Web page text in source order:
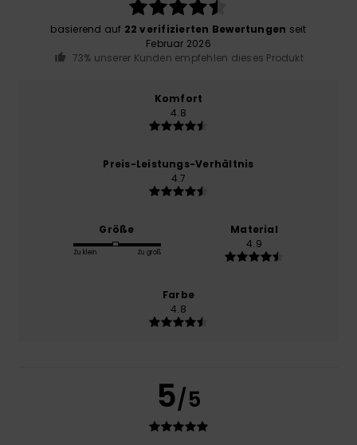
basierend auf 22 verifizierten Bewertungen seit
Februar 2026
73% unserer Kunden empfehlen dieses Produkt
Komfort
4.8
Preis-Leistungs-Verhältnis
4.7
Größe
Zu klein Zu groß
Material
4.9
Farbe
4.8
5/5